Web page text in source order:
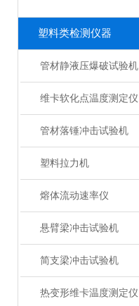
塑料类检测仪器
管材静液压爆破试验机
维卡软化点温度测定仪
管材落锤冲击试验机
塑料拉力机
熔体流动速率仪
悬臂梁冲击试验机
简支梁冲击试验机
热变形维卡温度测定仪